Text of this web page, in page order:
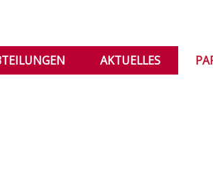
AKTUELLES